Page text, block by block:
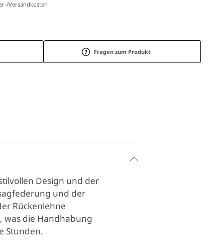
Versandkosten
Fragen zum Produkt
Design und der
und der
Rückenlehne
was die Handhabung
Stunden.